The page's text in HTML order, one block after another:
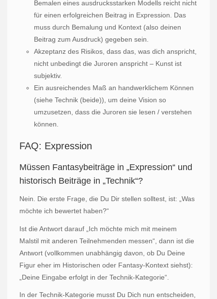
Bemalen eines ausdrucksstarken Modells reicht nicht
für einen erfolgreichen Beitrag in Expression. Das
muss durch Bemalung und Kontext (also deinen
Beitrag zum Ausdruck) gegeben sein.
Akzeptanz des Risikos, dass das, was dich anspricht,
nicht unbedingt die Juroren anspricht – Kunst ist
subjektiv.
Ein ausreichendes Maß an handwerklichem Können
(siehe Technik (beide)), um deine Vision so
umzusetzen, dass die Juroren sie lesen / verstehen
können.
FAQ: Expression
Müssen Fantasybeiträge in „Expression“ und
historisch Beiträge in „Technik“?
Nein. Die erste Frage, die Du Dir stellen solltest, ist: „Was
möchte ich bewertet haben?“
Ist die Antwort darauf „Ich möchte mich mit meinem
Malstil mit anderen Teilnehmenden messen“, dann ist die
Antwort (vollkommen unabhängig davon, ob Du Deine
Figur eher im Historischen oder Fantasy-Kontext siehst):
„Deine Eingabe erfolgt in der Technik-Kategorie“.
In der Technik-Kategorie musst Du Dich nun entscheiden,